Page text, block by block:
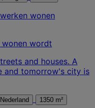
wonen wordt
and houses. A
and tomorrow's city is
Den Haag, Nederland 1350 m²